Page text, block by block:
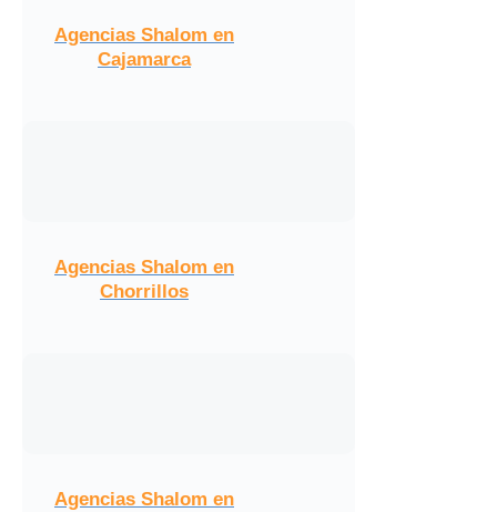
Agencias Shalom en
Cajamarca
Agencias Shalom en
Chorrillos
Agencias Shalom en